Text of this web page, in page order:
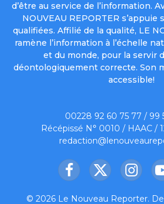
d’être au service de l’information.
NOUVEAU REPORTER s’appuie
qualifiées. Affilié de la qualité, LE
ramène l’information à l’échelle
et du monde, pour la servir
déontologiquement correcte. Son
accessible!
00228 92 60 75 77 / 99
Récépissé N° 0010 / HAAC /
Facebook
X
© 2026 Le Nouveau Reporter.